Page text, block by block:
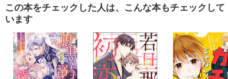
この本をチェックした人は、こんな本もチェックして
います